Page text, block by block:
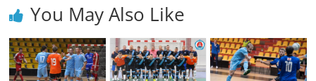
You May Also Like